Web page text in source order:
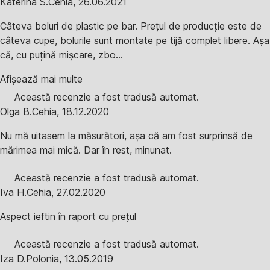
Câteva boluri de plastic pe bar. Prețul de producție este de
câteva cupe, bolurile sunt montate pe tijă complet libere. Așa
că, cu puțină mișcare, zbo...
Afișează mai multe
Această recenzie a fost tradusă automat.
Olga B.Cehia, 18.12.2020
Nu mă uitasem la măsurători, așa că am fost surprinsă de
mărimea mai mică. Dar în rest, minunat.
Această recenzie a fost tradusă automat.
Iva H.Cehia, 27.02.2020
Aspect ieftin în raport cu prețul
Această recenzie a fost tradusă automat.
Iza D.Polonia, 13.05.2019